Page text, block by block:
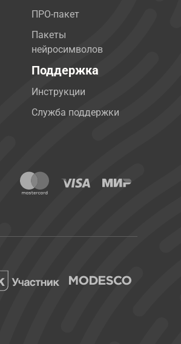
ПРО-пакет
Пакеты
нейросимволов
Поддержка
Инструкции
Служба поддержки